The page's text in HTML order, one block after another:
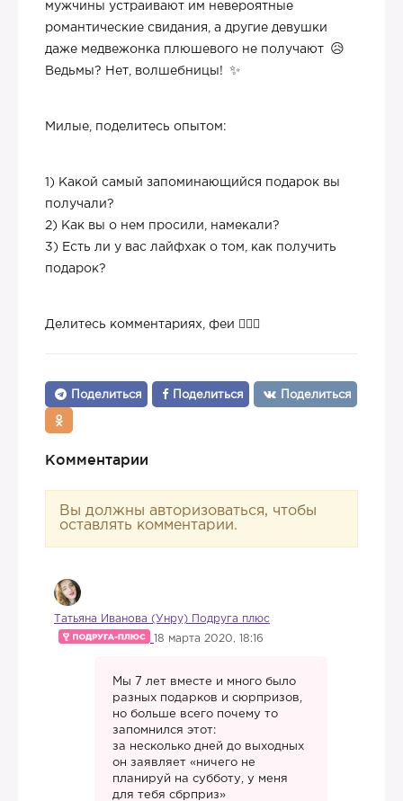
мужчины устраивают им невероятные
романтические свидания, а другие девушки
даже медвежонка плюшевого не получают
Ведьмы? Нет, волшебницы!
Милые, поделитесь опытом:
1) Какой самый запоминающийся подарок вы
получали?
2) Как вы о нем просили, намекали?
3) Есть ли у вас лайфхак о том, как получить
подарок?
Делитесь комментариях, феи 🧚🏼‍♀️
Поделиться Поделиться Поделиться
Комментарии
Вы должны авторизоваться, чтобы
оставлять комментарии.
Татьяна Иванова (Унру) Подруга плюс
18 марта 2020, 18:16
Мы 7 лет вместе и много было
разных подарков и сюрпризов,
но больше всего почему то
запомнился этот:
за несколько дней до выходных
он заявляет «ничего не
планируй на субботу, у меня
для тебя сбрприз»